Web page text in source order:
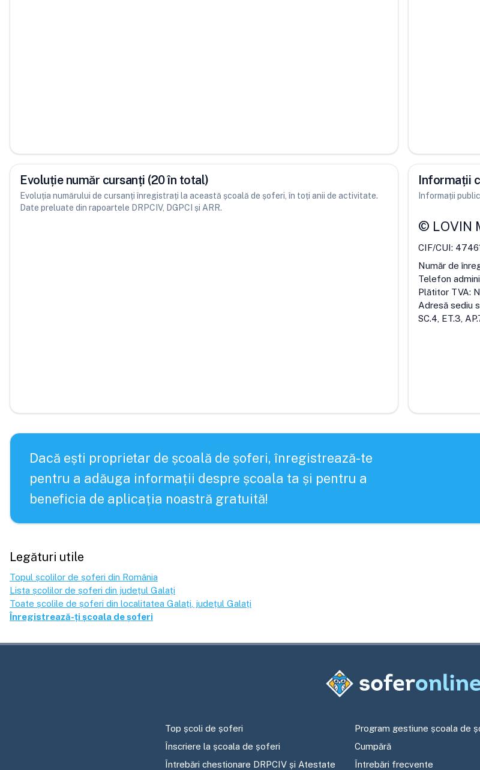
Evoluție număr cursanți (20 în total)
Evoluția numărului de cursanți înregistrați la această școală de șoferi, în toți anii de activitate.
Date preluate din rapoartele DRPCIV, DGPCI și ARR.
Informații
Informații
© LOVIN
CIF/CUI:
Număr de
Telefon
Plătitor TVA:
Adresă sediu
SC.4, ET.3,
Dacă ești proprietar de școală de șoferi, înregistrează-te
pentru a adăuga informații despre școala ta și pentru a
beneficia de aplicația noastră gratuită!
Legături utile
Topul școlilor de șoferi din România
Lista școlilor de șoferi din județul Galați
Toate școlile de șoferi din localitatea Galați , județul Galați
Înregistrează-ți școala de șoferi
Top școli de șoferi
Înscriere la școala de șoferi
Întrebări chestionare DRPCIV și Atestate
Program gestiune școala de
Cumpără
Întrebări frecvente